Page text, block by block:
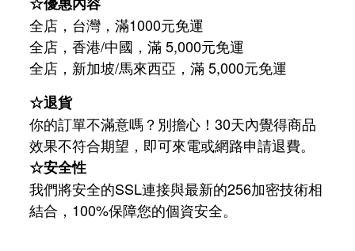
全店，台灣，滿1000元免運
全店，香港/中國，滿 5,000元免運
全店，新加坡/馬來西亞，滿 5,000元免運
☆退貨
你的訂單不滿意嗎？別擔心！30天內覺得商品
效果不符合期望，即可來電或網路申請退費。
☆安全性
我們將安全的SSL連接與最新的256加密技術相
結合，100%保障您的個資安全。